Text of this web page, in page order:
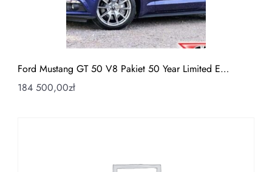
Ford Mustang GT 50 V8 Pakiet 50 Year Limited E…
184 500,00zł